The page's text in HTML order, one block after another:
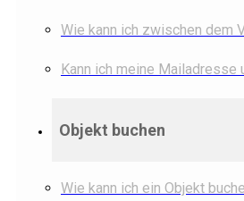
Wie kann ich zwischen dem
Kann ich meine Mailadresse
Objekt buchen
Wie kann ich ein Objekt